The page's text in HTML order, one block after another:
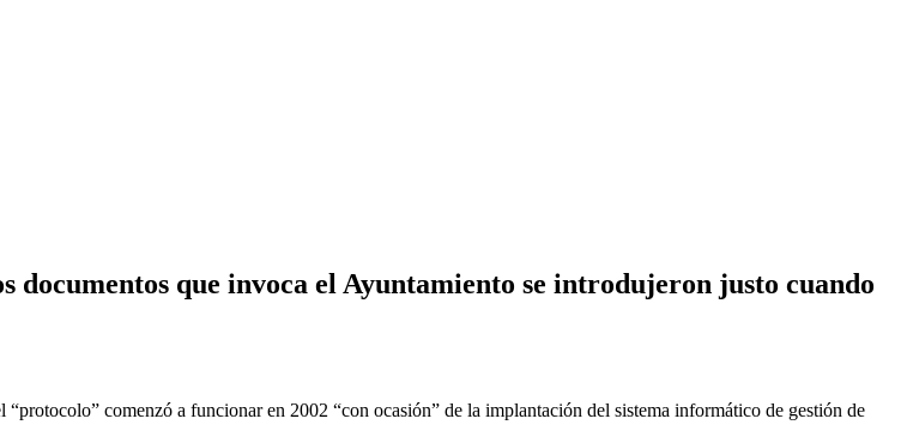
que invoca el Ayuntamiento se introdujeron justo cuando
comenzó a funcionar en 2002 “con ocasión” de la implantación del sistema informático de gestión de